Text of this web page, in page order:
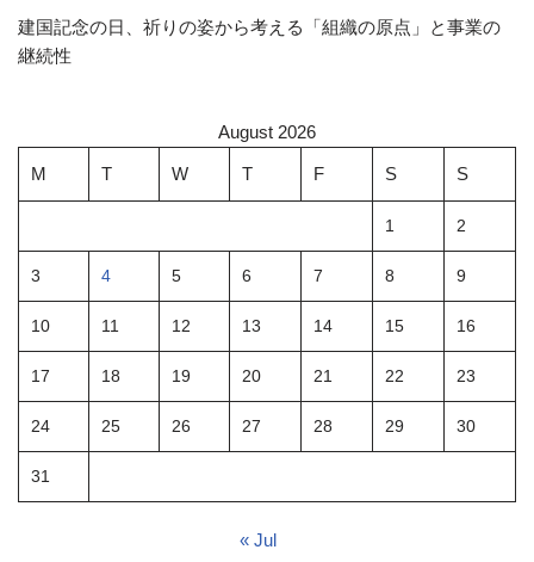
建国記念の日、祈りの姿から考える「組織の原点」と事業の
継続性
August 2026
M T W T F S S
1 2
3 4 5 6 7 8 9
10 11 12 13 14 15 16
17 18 19 20 21 22 23
24 25 26 27 28 29 30
31
« Jul